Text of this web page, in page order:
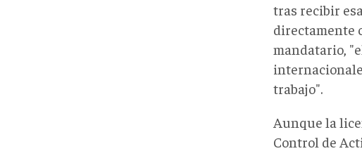
tras recibir
directamente
mandatario,
trabajo".
Aunque la
Control de